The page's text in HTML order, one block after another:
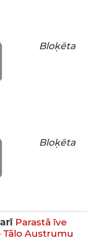
Bloķēta
Bloķēta
Parastā īve
Tālo Austrumu